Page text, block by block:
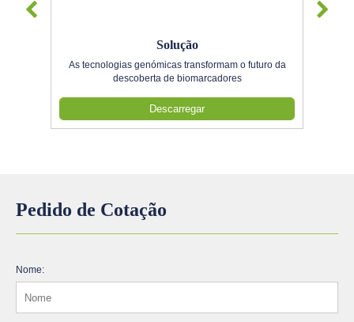
Solução
As tecnologias genómicas transformam o futuro da
descoberta de biomarcadores
Descarregar
Pedido de Cotação
Nome: